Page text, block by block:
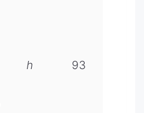
h 93